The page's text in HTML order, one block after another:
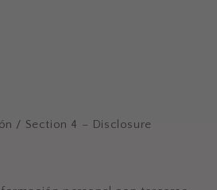
/ Section 4 – Disclosure